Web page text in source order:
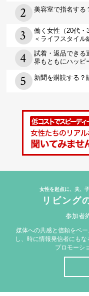
美容室で指名す
働く女性（20代・
＜ライフスタイル
試着・返品できる
界もともにハッピ
新聞を購読する？
女性を起点に、夫、
リビング
参加者
媒体への共感と信頼をベ
し、時に情報発信者にもな
プロモーシ